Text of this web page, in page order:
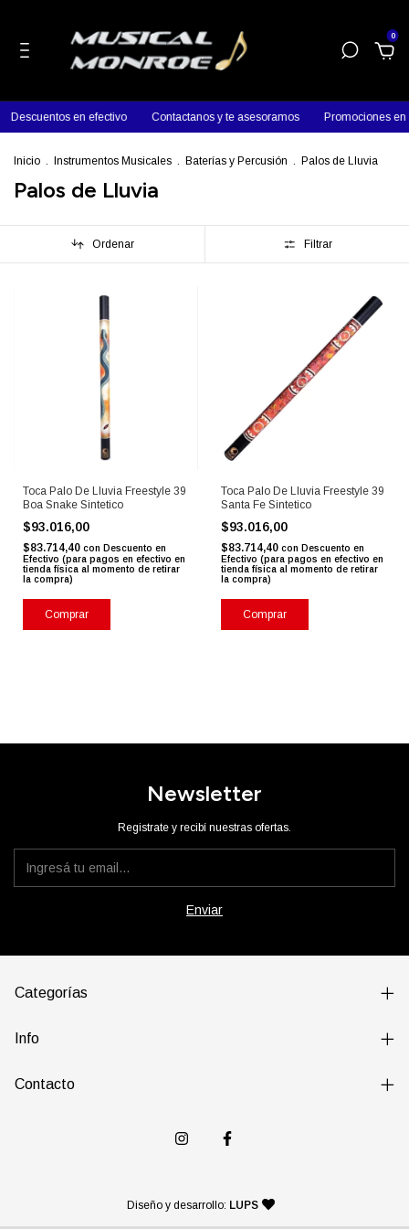
0
Descuentos en efectivo Contactanos y te asesoramos Promociones en
Inicio . Instrumentos Musicales . Baterías y Percusión . Palos de Lluvia
Palos de Lluvia
Ordenar Filtrar
Toca Palo De Lluvia Freestyle 39
Boa Snake Sintetico
$93.016,00
$83.714,40 con Descuento en
Efectivo (para pagos en efectivo en
tienda física al momento de retirar
la compra)
Toca Palo De Lluvia Freestyle 39
Santa Fe Sintetico
$93.016,00
$83.714,40 con Descuento en
Efectivo (para pagos en efectivo en
tienda física al momento de retirar
la compra)
Newsletter
Registrate y recibí nuestras ofertas.
Categorías
Info
Contacto
Diseño y desarrollo: LUPS — agencia de diseño y